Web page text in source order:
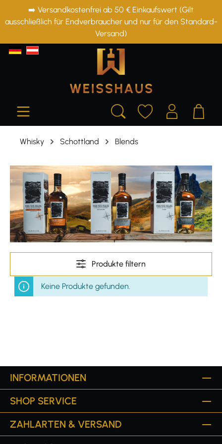
springen
➡️ Versandkostenfrei ab 50 € Einkaufswert (Gilt
ausschließlich für Endverbraucher und nur für den Standard-
Versand)
Whisky Schottland Blends
Produkte filtern
Keine Produkte gefunden.
INFORMATIONEN
SHOP SERVICE
ZAHLARTEN & VERSAND